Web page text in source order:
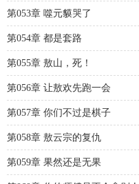
第053章 噬元貘哭了
第054章 都是套路
第055章 敖山，死！
第056章 让敖欢先跑一会
第057章 你们不过是棋子
第058章 敖云宗的复仇
第059章 果然还是无果